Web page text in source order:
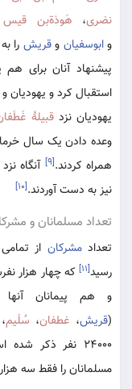
نضری، هَوذةبن قیس
وابوسفیان وقریش را
پیشنهاد آنان برای
استقبال کرد و
یهودیان نزدقبیلۀ
وعده دادن یک سال
همراه کردند.[۹] آنگاه نزد
نیز به دست آوردند.[۱۰]
تعداد مسلمانان و
تعدادمشرکان از
رسید[۱۱]
و هم پیمانان آنها
(قریش، غطفان، سُلَیم،
۲۴۰۰۰ نفر ذکر شده است.
مسلمانان را فقط سه